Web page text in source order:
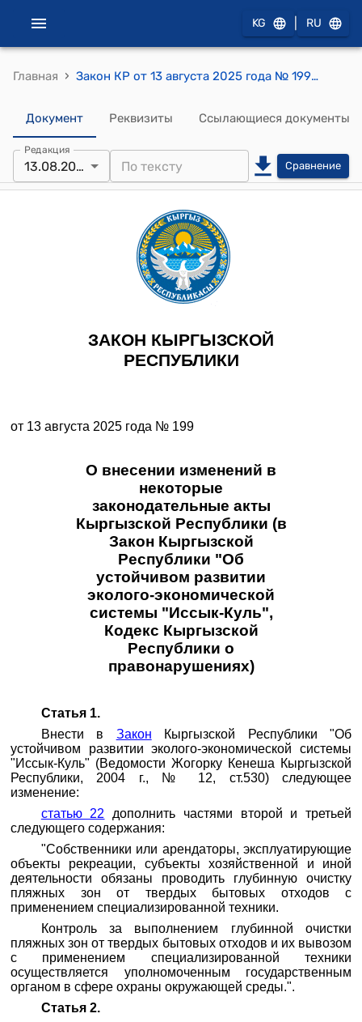
KG RU
Главная › Закон КР от 13 августа 2025 года № 199 "О внесении изменений в некоторые законодательные акты Кыргызской Республики (в Закон Кыргызской Республики "Об устойчивом развитии эколого-экономической системы "Иссык-Куль", Кодекс Кыргызской Республики о правонарушениях)"
Документ Реквизиты Ссылающиеся документы
Редакция
13.08.2025 Сравнение